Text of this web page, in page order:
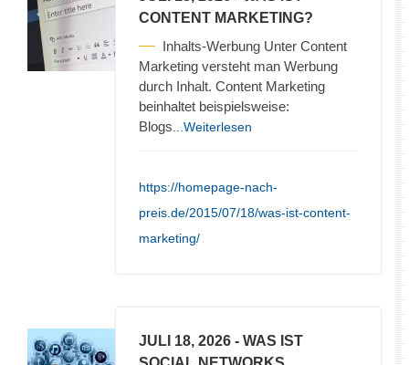
CONTENT MARKETING?
Inhalts-Werbung Unter Content
Marketing versteht man Werbung
durch Inhalt. Content Marketing
beinhaltet beispielsweise:
Blogs ...Weiterlesen
https://homepage-nach-
preis.de/2015/07/18/was-ist-content-
marketing/
JULI 18, 2026 - WAS IST